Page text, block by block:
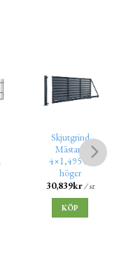
Skjutgrind
Mästare
4×1,495 m
höger
30,839kr/ st
KÖP